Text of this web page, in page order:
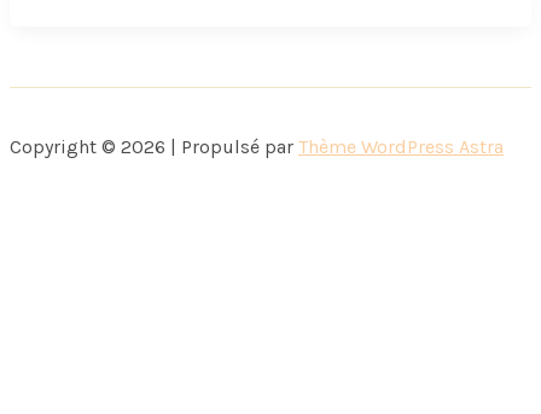
smartphone
bye
Copyright © 2026 | Propulsé par Thème WordPress Astra